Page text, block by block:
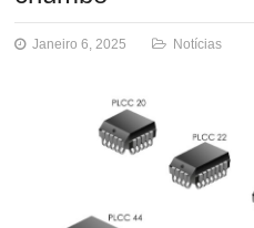
Janeiro 6, 2025 Notícias